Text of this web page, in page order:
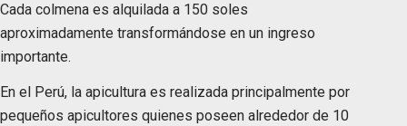
Cada colmena es alquilada a 150 soles
aproximadamente transformándose en un ingreso
importante.
En el Perú, la apicultura es realizada principalmente por
pequeños apicultores quienes poseen alrededor de 10